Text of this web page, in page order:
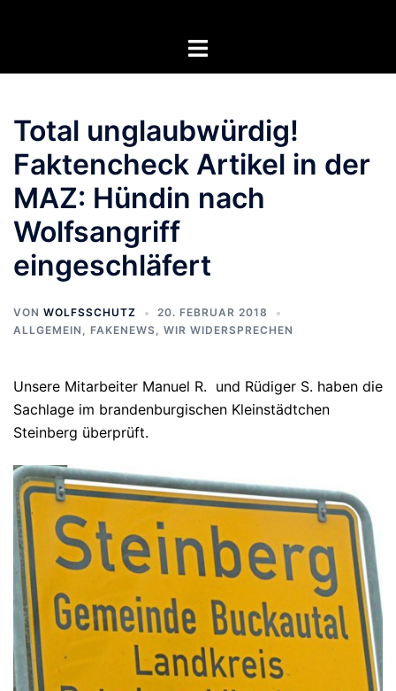
Menü
Total unglaubwürdig!
Faktencheck Artikel in der
MAZ: Hündin nach
Wolfsangriff
eingeschläfert
VON WOLFSSCHUTZ
20. FEBRUAR 2018
ALLGEMEIN , FAKENEWS, WIR WIDERSPRECHEN
Unsere Mitarbeiter Manuel R. und Rüdiger S. haben die
Sachlage im brandenburgischen Kleinstädtchen
Steinberg überprüft.